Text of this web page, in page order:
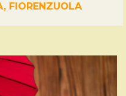
FIORENZUOLA